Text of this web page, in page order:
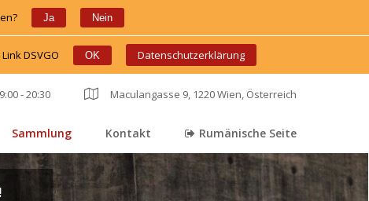
Ja Nein
DSVGO OK Datenschutzerklärung
- 20:30 Maculangasse 9, 1220 Wien, Österreich
Sammlung Kontakt Rumänische Seite